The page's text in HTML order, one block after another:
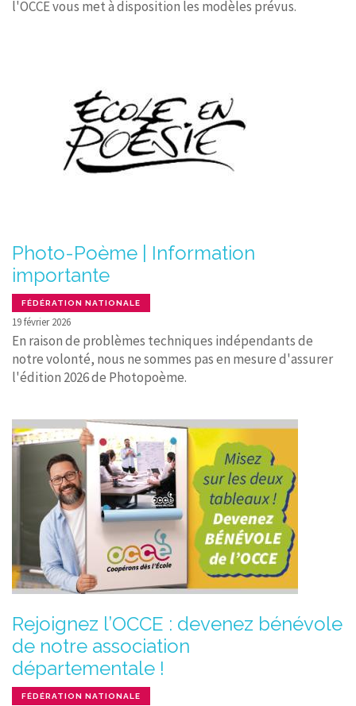
l'OCCE vous met à disposition les modèles prévus.
Photo-Poème | Information
importante
FÉDÉRATION NATIONALE
19 février 2026
En raison de problèmes techniques indépendants de
notre volonté, nous ne sommes pas en mesure d'assurer
l'édition 2026 de Photopoème.
Rejoignez l’OCCE : devenez bénévole
de notre association
départementale !
FÉDÉRATION NATIONALE